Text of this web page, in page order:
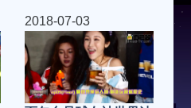
2018-07-03